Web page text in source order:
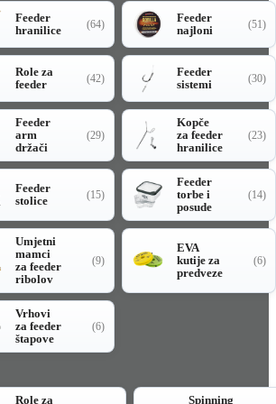
Feeder
hranilice
(64)
Feeder
najloni
(51)
Role za
feeder
(42)
Feeder
sistemi
(30)
Feeder
arm
držači
(29)
Kopče
za feeder
hranilice
(23)
Feeder
stolice
(15)
Feeder
torbe i
posude
(14)
Umjetni
mamci
za feeder
ribolov
(9)
EVA
kutije za
predveze
(6)
Vrhovi
za feeder
štapove
(6)
Role za
Spinning